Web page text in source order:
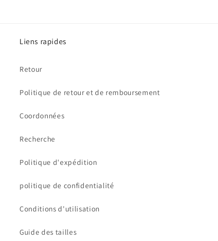
Liens rapides
Retour
Politique de retour et de remboursement
Coordonnées
Recherche
Politique d'expédition
politique de confidentialité
Conditions d'utilisation
Guide des tailles